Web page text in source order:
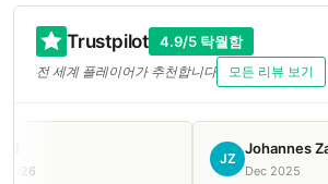
Trustpilot 4.9/5 탁월함
전 세계 플레이어가 추천합니다 모든 리뷰 보기
JZ
Johannes Zahn
Dec 2025